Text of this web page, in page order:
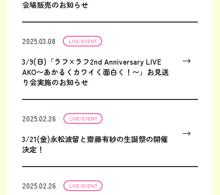
会場販売のお知らせ
2025.03.08 LIVE/EVENT
3/9(日)「ラフ×ラフ2nd Anniversary LIVE
AKO〜あかるくカワイく面白く！〜」お見送
り会実施のお知らせ
2025.02.26 LIVE/EVENT
3/21(金)永松波留と齋藤有紗の生誕祭の開催
決定！
2025.02.26 LIVE/EVENT